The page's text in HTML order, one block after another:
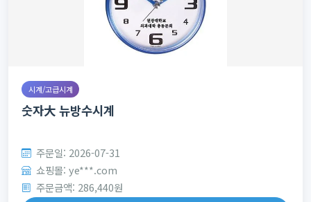
시계/고급시계
숫자大 뉴방수시계
주문일: 2026-07-31
쇼핑몰: ye***.com
주문금액: 286,440원